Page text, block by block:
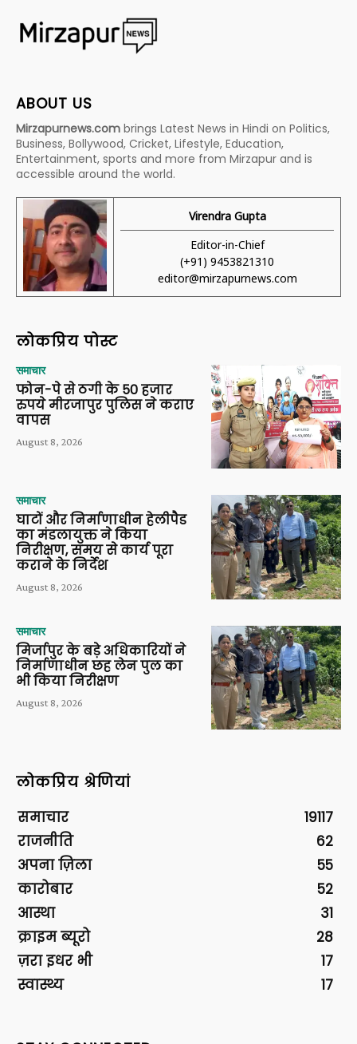
ABOUT US
Mirzapurnews.com brings Latest News in Hindi on Politics,
Business, Bollywood, Cricket, Lifestyle, Education,
Entertainment, sports and more from Mirzapur and is
accessible around the world.
Virendra Gupta
Editor-in-Chief
(+91) 9453821310
editor@mirzapurnews.com
लोकप्रिय पोस्ट
समाचार
फोन-पे से ठगी के 50 हजार
रुपये मीरजापुर पुलिस ने कराए
वापस
August 8, 2026
समाचार
घाटों और निर्माणाधीन हेलीपैड
का मंडलायुक्त ने किया
निरीक्षण, समय से कार्य पूरा
कराने के निर्देश
August 8, 2026
समाचार
मिर्जापुर के बड़े अधिकारियों ने
निर्माणाधीन छह लेन पुल का
भी किया निरीक्षण
August 8, 2026
लोकप्रिय श्रेणियां
समाचार
19117
राजनीति
62
अपना ज़िला
55
कारोबार
52
आस्था
31
क्राइम ब्यूरो
28
ज़रा इधर भी
17
स्वास्थ्य
17